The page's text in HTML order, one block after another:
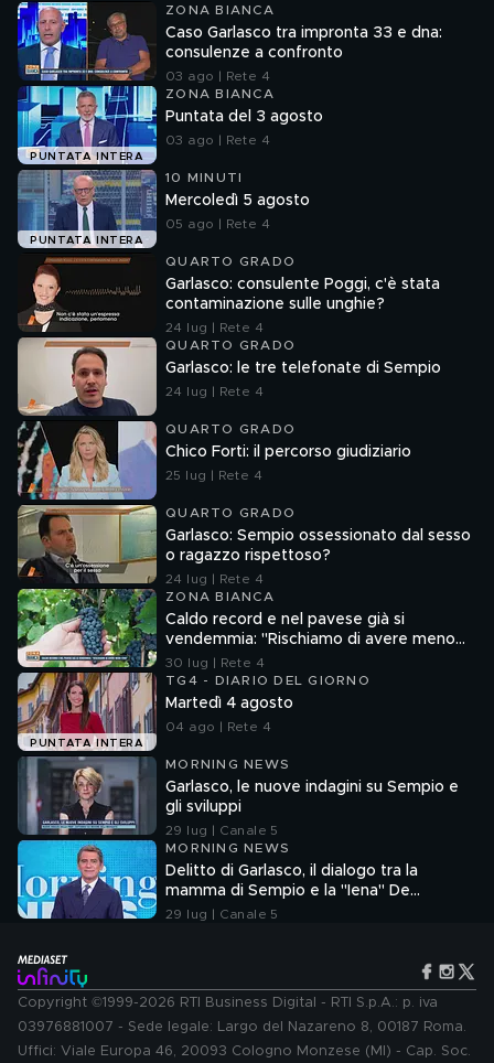
ZONA BIANCA
Caso Garlasco tra impronta 33 e dna:
consulenze a confronto
03 ago | Rete 4
PUNTATA INTERA
ZONA BIANCA
Puntata del 3 agosto
03 ago | Rete 4
PUNTATA INTERA
10 MINUTI
Mercoledì 5 agosto
05 ago | Rete 4
QUARTO GRADO
Garlasco: consulente Poggi, c'è stata
contaminazione sulle unghie?
24 lug | Rete 4
QUARTO GRADO
Garlasco: le tre telefonate di Sempio
24 lug | Rete 4
QUARTO GRADO
Chico Forti: il percorso giudiziario
25 lug | Rete 4
QUARTO GRADO
Garlasco: Sempio ossessionato dal sesso
o ragazzo rispettoso?
24 lug | Rete 4
ZONA BIANCA
Caldo record e nel pavese già si
vendemmia: "Rischiamo di avere meno
vino"
30 lug | Rete 4
PUNTATA INTERA
TG4 - DIARIO DEL GIORNO
Martedì 4 agosto
04 ago | Rete 4
MORNING NEWS
Garlasco, le nuove indagini su Sempio e
gli sviluppi
29 lug | Canale 5
MORNING NEWS
Delitto di Garlasco, il dialogo tra la
mamma di Sempio e la "Iena" De
Giuseppe nel 2022
29 lug | Canale 5
Copyright ©1999-2026 RTI Business Digital - RTI S.p.A.: p. iva
03976881007 - Sede legale: Largo del Nazareno 8, 00187 Roma.
Uffici: Viale Europa 46, 20093 Cologno Monzese (MI) - Cap. Soc.